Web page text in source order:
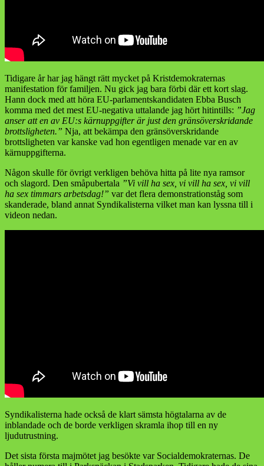
Tidigare år har jag hängt rätt mycket på Kristdemokraternas
manifestation för familjen. Nu gick jag bara förbi där ett kort slag.
Hann dock med att höra EU-parlamentskandidaten Ebba Busch
komma med det mest EU-negativa uttalande jag hört hitintills: ”Jag
anser att en av EU:s kärnuppgifter är just den gränsöverskridande
brottsligheten.” Nja, att bekämpa den gränsöverskridande
brottsligheten var kanske vad hon egentligen menade var en av
kärnuppgifterna.
Någon skulle för övrigt verkligen behöva hitta på lite nya ramsor
och slagord. Den småpubertala ”Vi vill ha sex, vi vill ha sex, vi vill
ha sex timmars arbetsdag!” var det flera demonstrationståg som
skanderade, bland annat Syndikalisterna vilket man kan lyssna till i
videon nedan.
Syndikalisterna hade också de klart sämsta högtalarna av de
inblandade och de borde verkligen skramla ihop till en ny
ljudutrustning.
Det sista första majmötet jag besökte var Socialdemokraternas. De